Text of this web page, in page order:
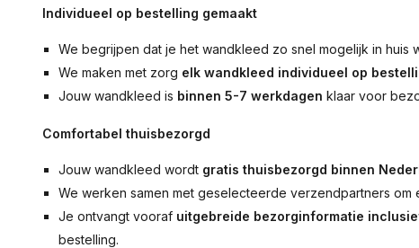
Individueel op bestelling gemaakt
We begrijpen dat je het wandkleed zo snel mogelijk in huis
We maken met zorg elk wandkleed individueel op
Jouw wandkleed is binnen 5-7 werkdagen klaar voor
Comfortabel thuisbezorgd
Jouw wandkleed wordt gratis thuisbezorgd binnen
We werken samen met geselecteerde verzendpartners
Je ontvangt vooraf uitgebreide bezorginformatie
bestelling.